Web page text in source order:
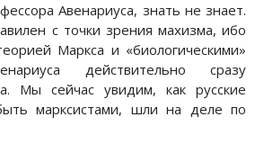
Авенариуса, знать не знает.
с точки зрения махизма, ибо
Маркса и «биологическими»
действительно сразу
Мы сейчас увидим, как русские
марксистами, шли на деле по